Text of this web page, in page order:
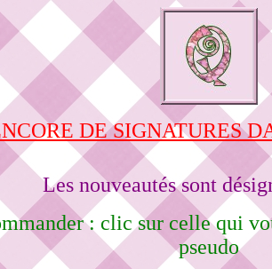
DE SIGNATURES
Les nouveautés sont
: clic sur celle qui
pseudo